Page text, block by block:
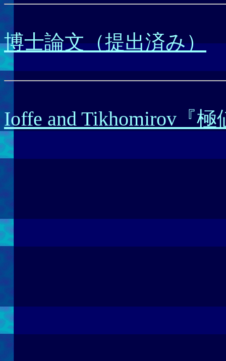
博士論文（提出済み）
Ioffe and Tikhomirov『